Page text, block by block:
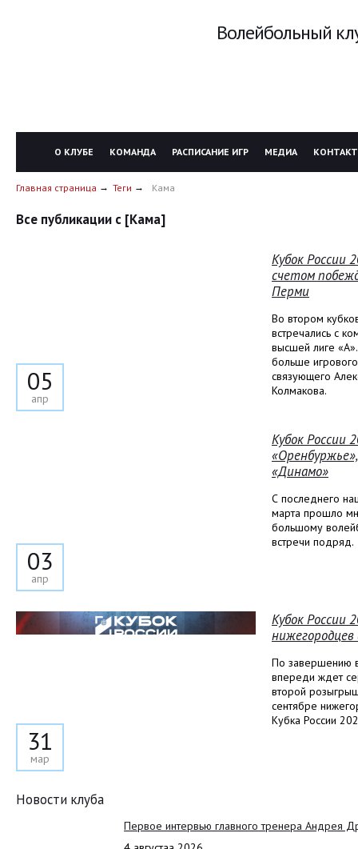
Волейбольный
О КЛУБЕ КОМАНДА РАСПИСАНИЕ ИГР МЕДИА
Главная страница Теги Кама
Все публикации с [Кама]
05
апр
Кубок России
счетом
Перми
Во втором
встречались с
высшей лиге
больше
связующего
Колмакова.
03
апр
Кубок России
«Динамо»
С последнего
марта прошло
большому
встречи подряд.
31
мар
Кубок России
нижегородцев
По завершению
впереди ждет
второй
сентябре
Кубка России
Новости клуба
Первое интервью главного тренера Андрея